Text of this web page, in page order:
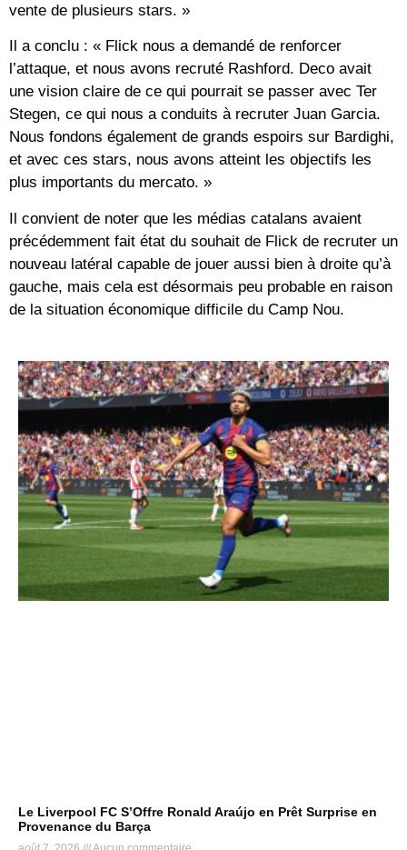
vente de plusieurs stars. »
Il a conclu : « Flick nous a demandé de renforcer
l’attaque, et nous avons recruté Rashford. Deco avait
une vision claire de ce qui pourrait se passer avec Ter
Stegen, ce qui nous a conduits à recruter Juan Garcia.
Nous fondons également de grands espoirs sur Bardighi,
et avec ces stars, nous avons atteint les objectifs les
plus importants du mercato. »
Il convient de noter que les médias catalans avaient
précédemment fait état du souhait de Flick de recruter un
nouveau latéral capable de jouer aussi bien à droite qu’à
gauche, mais cela est désormais peu probable en raison
de la situation économique difficile du Camp Nou.
Le Liverpool FC S’Offre Ronald Araújo en Prêt Surprise en
Provenance du Barça